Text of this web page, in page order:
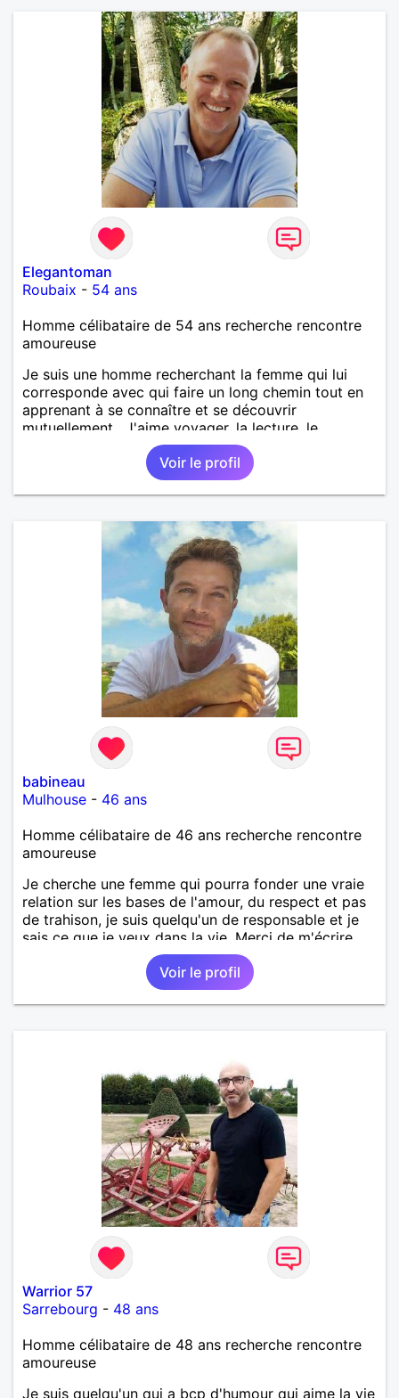
Elegantoman
Roubaix - 54 ans
Homme célibataire de 54 ans recherche rencontre
amoureuse
Je suis une homme recherchant la femme qui lui
corresponde avec qui faire un long chemin tout en
apprenant à se connaître et se découvrir
mutuellement . J'aime voyager, la lecture, le
shopping, la restauration française et bien d'autres
choses à découvrir ensemble !
Voir le profil
babineau
Mulhouse - 46 ans
Homme célibataire de 46 ans recherche rencontre
amoureuse
Je cherche une femme qui pourra fonder une vraie
relation sur les bases de l'amour, du respect et pas
de trahison, je suis quelqu'un de responsable et je
sais ce que je veux dans la vie. Merci de m'écrire
pour faire connaissance sur Mulhouse et les
Voir le profil
Warrior 57
Sarrebourg - 48 ans
Homme célibataire de 48 ans recherche rencontre
amoureuse
Je suis quelqu'un qui a bcp d'humour qui aime la vie